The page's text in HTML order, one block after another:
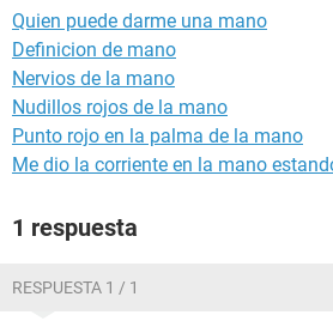
Quien puede darme una mano
Definicion de mano
Nervios de la mano
Nudillos rojos de la mano
Punto rojo en la palma de la mano
Me dio la corriente en la mano
1 respuesta
RESPUESTA 1 / 1